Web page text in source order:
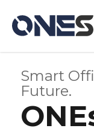
Smart
Future.